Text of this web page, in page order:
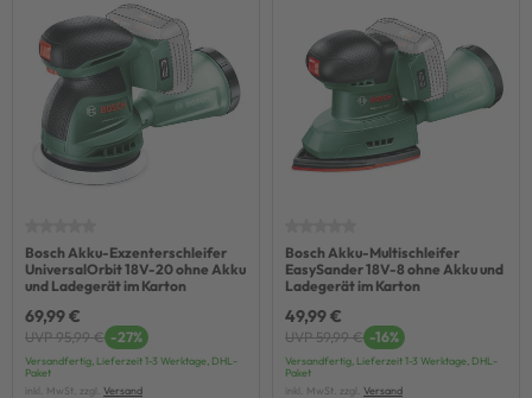
Bosch Akku-Exzenterschleifer
UniversalOrbit 18V-20 ohne Akku
und Ladegerät im Karton
69,99 €
UVP 95,99 € -27%
Versandfertig, Lieferzeit 1-3 Werktage, DHL-
Paket
inkl. MwSt. zzgl. Versand
Bosch Akku-Multischleifer
EasySander 18V-8 ohne Akku und
Ladegerät im Karton
49,99 €
UVP 59,99 € -16%
Versandfertig, Lieferzeit 1-3 Werktage, DHL-
Paket
inkl. MwSt. zzgl. Versand